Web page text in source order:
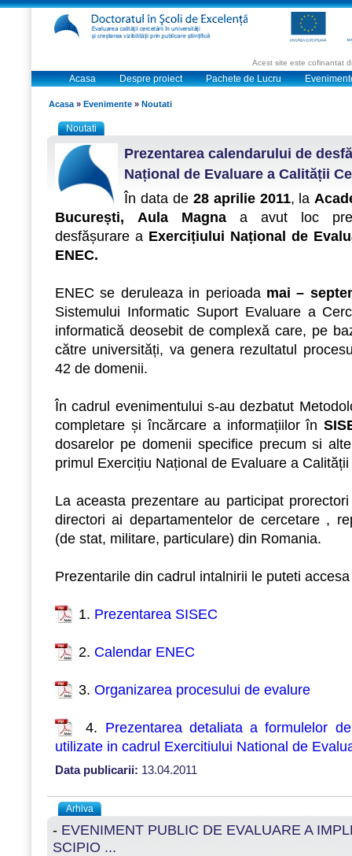
Acest site este cofinantat
Acasa Despre proiect Pachete de Lucru
Acasa » Evenimente » Noutati
Noutati
Prezentarea calendarului de
Național de Evaluare a Calității
În data de 28 aprilie 2011, la
București,
Aula Magna a avut loc
desfășurare a Exercițiului Național de
ENEC.
ENEC se deruleaza in perioada mai –
Sistemului Informatic Suport Evaluare a
informatică deosebit de complexă care, pe
către universități, va genera rezultatul
42 de domenii.
În cadrul evenimentului s-au dezbatut
completare și încărcare a informațiilor în
dosarelor pe domenii specifice precum si alte
primul Exercițiu Național de Evaluare a
La aceasta prezentare au participat
directori ai departamentelor de cercetare ,
(de stat, militare, particulare) din Romania.
Prezentarile din cadrul intalnirii le puteti
1. Prezentarea SISEC
2. Calendar ENEC
3. Organizarea procesului de evalure
4. Prezentarea detaliata a formulelor
utilizate in cadrul Exercitiului National de
Data publicarii: 13.04.2011
Arhiva
- EVENIMENT PUBLIC DE EVALUARE A
SCIPIO ...